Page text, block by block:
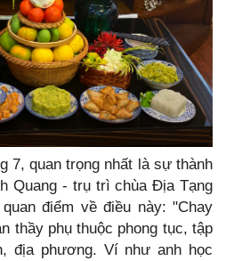
7, quan trọng nhất là sự thành
Quang - trụ trì chùa Địa Tạng
điểm về điều này: "Chay
thầy phụ thuộc phong tục, tập
địa phương. Ví như anh học